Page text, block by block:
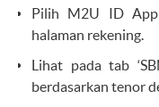
Pilih M2U ID App
halaman rekening.
Lihat pada tab
berdasarkan tenor